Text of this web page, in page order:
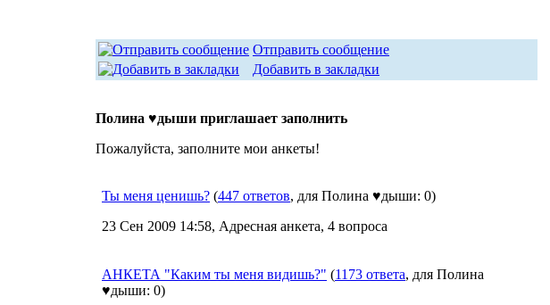
Отправить сообщение
Добавить в закладки
Полина ♥дыши приглашает заполнить
Пожалуйста, заполните мои анкеты!
Ты меня ценишь? (447 ответов, для Полина ♥дыши: 0)
23 Сен 2009 14:58, Адресная анкета, 4 вопроса
АНКЕТА "Каким ты меня видишь?" (1173 ответа, для Полина
♥дыши: 0)